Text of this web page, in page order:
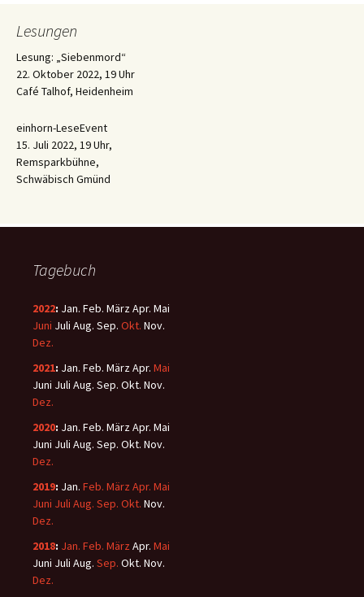
Lesungen
Lesung: „Siebenmord“
22. Oktober 2022, 19 Uhr
Café Talhof, Heidenheim
einhorn-LeseEvent
15. Juli 2022, 19 Uhr,
Remsparkbühne,
Schwäbisch Gmünd
Tagebuch
2022: Jan. Feb. MärzApr. Mai
Juni Juli Aug. Sep. Okt. Nov.
Dez.
2021: Jan. Feb. MärzApr. Mai
Juni Juli Aug. Sep. Okt. Nov.
Dez.
2020: Jan. Feb. MärzApr. Mai
Juni Juli Aug. Sep. Okt. Nov.
Dez.
2019: Jan. Feb. März Apr. Mai
Juni Juli Aug. Sep. Okt. Nov.
Dez.
2018: Jan. Feb. März Apr. Mai
Juni Juli Aug. Sep. Okt. Nov.
Dez.